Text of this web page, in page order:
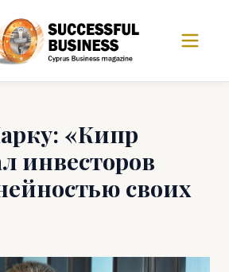
«Кипр
инвесторов
своих